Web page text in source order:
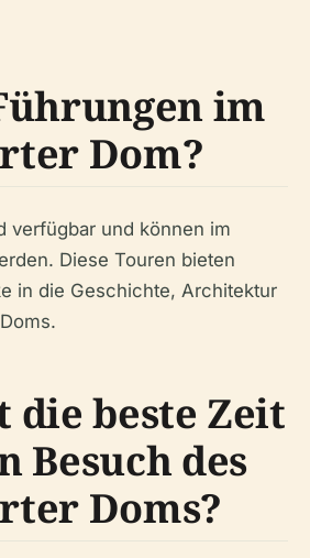
im
Dom?
verfügbar und können im
Diese Touren bieten
in die Geschichte, Architektur
die beste Zeit
Besuch des
Doms?